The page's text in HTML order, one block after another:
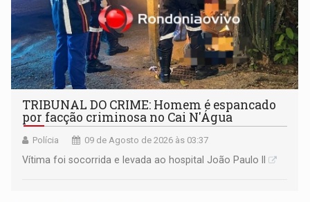
TRIBUNAL DO CRIME: Homem é espancado
por facção criminosa no Cai N'Água
Polícia 09 de Agosto de 2026 às 03:37
Vítima foi socorrida e levada ao hospital João Paulo II